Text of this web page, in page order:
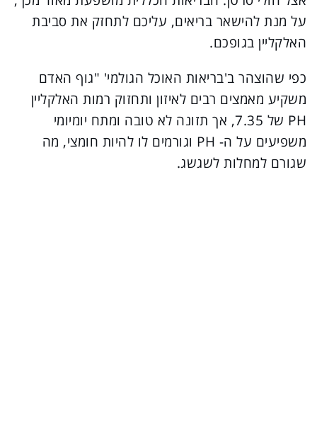
על מנת להישאר בריאים, עליכם לתחזק את סביבת
האלקליין בגופכם.
כפי שהוצהר ב'בריאות האוכל הגולמי' "גוף האדם
משקיע מאמצים רבים לאיזון ותחזוק רמות האלקליין
PH של 7.35, אך תזונה לא טובה ומתח יומיומי
משפיעים על ה- PH וגורמים לו להיות חומצי, מה
שגורם למחלות לשגשג.